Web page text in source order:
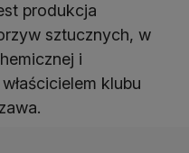
produkcja
sztucznych, w
i
klubu